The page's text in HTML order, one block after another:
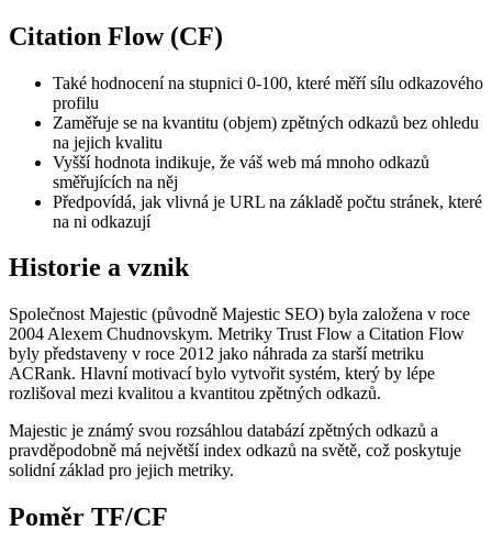
Citation Flow (CF)
Také hodnocení na stupnici 0-100, které měří sílu odkazového
profilu
Zaměřuje se na kvantitu (objem) zpětných odkazů bez ohledu
na jejich kvalitu
Vyšší hodnota indikuje, že váš web má mnoho odkazů
směřujících na něj
Předpovídá, jak vlivná je URL na základě počtu stránek, které
na ni odkazují
Historie a vznik
Společnost Majestic (původně Majestic SEO) byla založena v roce
2004 Alexem Chudnovskym. Metriky Trust Flow a Citation Flow
byly představeny v roce 2012 jako náhrada za starší metriku
ACRank. Hlavní motivací bylo vytvořit systém, který by lépe
rozlišoval mezi kvalitou a kvantitou zpětných odkazů.
Majestic je známý svou rozsáhlou databází zpětných odkazů a
pravděpodobně má největší index odkazů na světě, což poskytuje
solidní základ pro jejich metriky.
Poměr TF/CF